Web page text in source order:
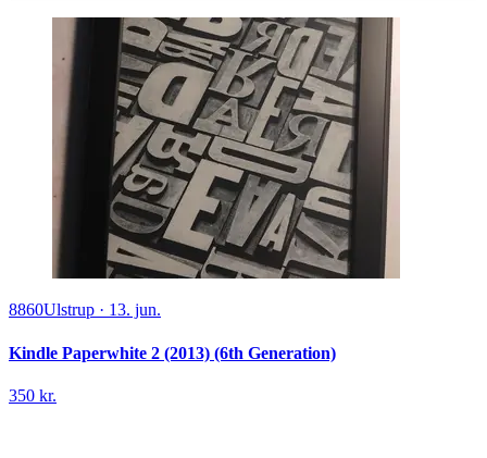
8860Ulstrup · 13. jun.
Kindle Paperwhite 2 (2013) (6th Generation)
350 kr.